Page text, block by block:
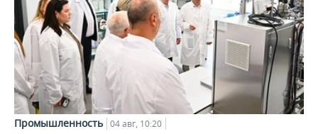
Промышленность 04 авг, 10:20